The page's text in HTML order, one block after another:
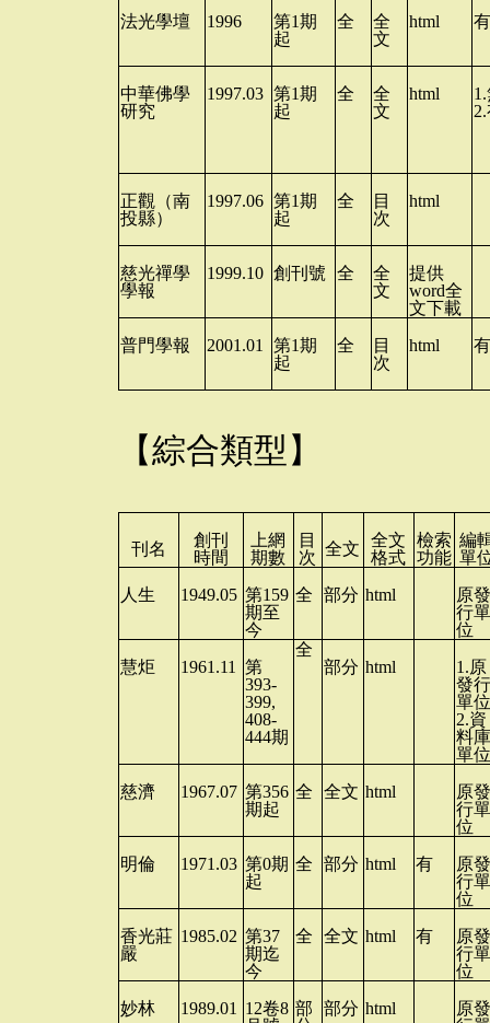
法光學壇 1996 第1期
起
全
全
文
html
中華佛學
研究
1997.03 第1期
起
全
全
文
html 1.
2.
正觀 （南
投縣）
1997.06 第1期
起
全
目
次
html
慈光禪學
學報
1999.10 創刊號 全
全
文
提供
word全
文下載
普門學報
2001.01 第1期
起
全
目
次
html
【綜合類型】
刊名
創刊
時間
上網
期數
目
次 全文
全文
格式
檢索
功能
編
單
人生
1949.05 第159
期至
今
全 部分 html
原
行
位
慧炬
1961.11 第
393-
399,
408-
444期
全
部分 html 1.原
發
單
2.資
料
單
慈濟
1967.07 第356
期起
全 全文 html
原
行
位
明倫
1971.03 第0期
起
全 部分 html 有
原
行
位
香光莊
嚴
1985.02 第37
期迄
今
全 全文 html 有
原
行
位
妙林
1989.01 12卷8 部
部分 html
原